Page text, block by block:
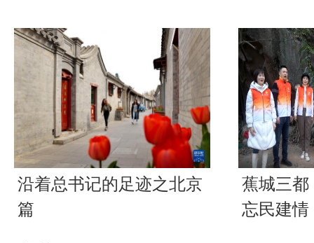
沿着总书记的足迹之北京
篇
蕉城三都
忘民建情